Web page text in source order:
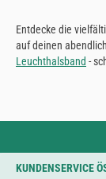
Entdecke die
auf deinen
Leuchthalsband -
KUNDENSERVICE